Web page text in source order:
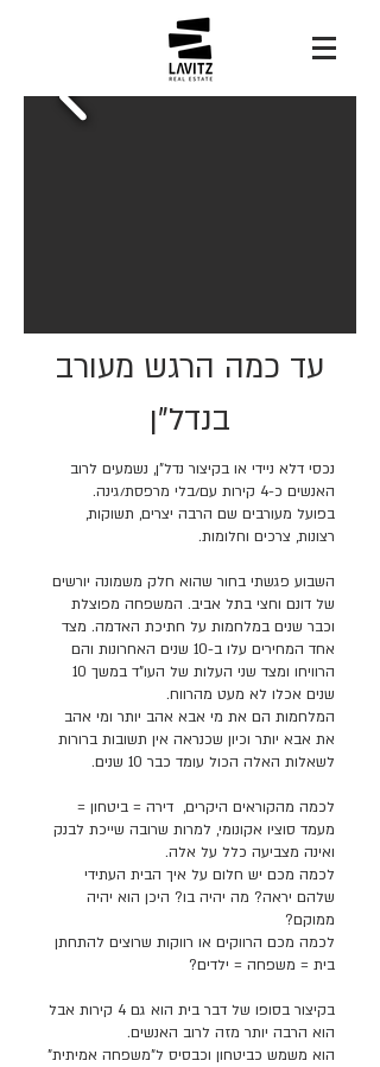
עד כמה הרגש מעורב
בנדל"ן
נכסי דלא ניידי או בקיצור נדל"ן, נשמעים לרוב
האנשים כ-4 קירות עם/בלי מרפסת/גינה.
בפועל מעורבים שם הרבה יצרים, תשוקות,
רצונות, צרכים וחלומות.
השבוע פגשתי בחור שהוא חלק משמונה יורשים
של דונם וחצי בתל אביב. המשפחה מפוצלת
וכבר שנים במלחמות על חתיכת האדמה. מצד
אחד המחירים עלו ב-10 שנים האחרונות והם
הרוויחו ומצד שני העלות של העו"ד במשך 10
שנים אכלו לא מעט מהרווח.
המלחמות הם את מי אבא אהב יותר ומי אהב
את אבא יותר וכיון שכנראה אין תשובות ברורות
לשאלות האלה הכול עומד כבר 10 שנים.
לכמה מהקוראים היקרים, דירה = ביטחון =
מעמד סוציו אקונומי, למרות שרובה שייכת לבנק
ואינה מצביעה כלל על אלה.
לכמה מכם יש חלום על איך הבית העתידי
שלהם יראה? מה יהיה בו? היכן הוא יהיה
ממוקם?
לכמה מכם הרווקים או רווקות שרוצים להתחתן
בית = משפחה = ילדים?
בקיצור בסופו של דבר בית הוא גם 4 קירות אבל
הוא הרבה יותר מזה לרוב האנשים.
הוא משמש כביטחון וכבסיס ל"משפחה אמיתית"